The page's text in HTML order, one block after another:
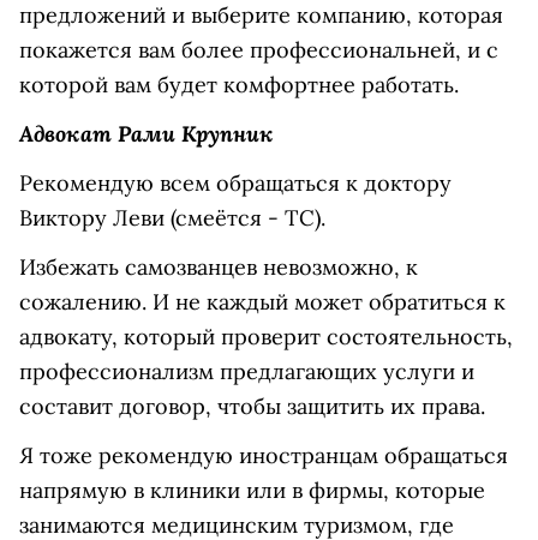
предложений и выберите компанию, которая
покажется вам более профессиональней, и с
которой вам будет комфортнее работать.
Адвокат Рами Крупник
Рекомендую всем обращаться к доктору
Виктору Леви (смеётся - ТС).
Избежать самозванцев невозможно, к
сожалению. И не каждый может обратиться к
адвокату, который проверит состоятельность,
профессионализм предлагающих услуги и
составит договор, чтобы защитить их права.
Я тоже рекомендую иностранцам обращаться
напрямую в клиники или в фирмы, которые
занимаются медицинским туризмом, где